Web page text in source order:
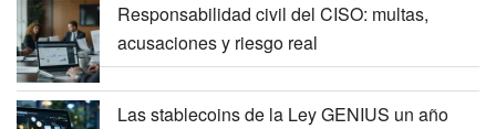
Responsabilidad civil del CISO: multas,
acusaciones y riesgo real
Las stablecoins de la Ley GENIUS un año